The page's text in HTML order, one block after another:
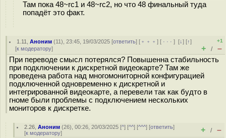
Там пока 48~rc1 и 48~rc2, но что 48 финальный туда
попадёт это факт.
1.11 ,Аноним (11), 23:45, 19/03/2025 [ответить] [ ﹢﹢﹢] [ · · ·][↓] [↑]
[к модератору]
+1
+ / –
При переводе смысл потерялся? Повышенна стабильность
при подключении к дискретной видеокарте? Там же
проведена работа над многомониторной конфигурацией
подключенной одновременно к дискретной и
интегрированной видеокарте, а перевели так как будто в
гноме были проблемы с подключением нескольких
мониторов к дискретке.
2.26 ,Аноним (26), 00:26, 20/03/2025 [^] [^^] [^^^] [ответить]
[к модератору] + / –